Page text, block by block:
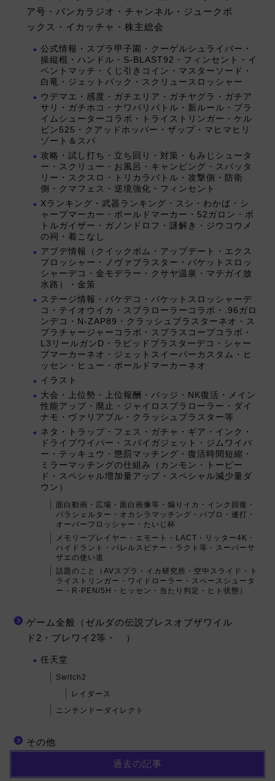
ア号・バンカラジオ・チャンネル・ジュークボ
ックス・イカッチャ・株主総会
公式情報・スプラ甲子園・クーゲルシュライバー・
操縦棍・ハンドル・S-BLAST92・フィンセント・イ
ベントマッチ・くじ引きコイン・マスターソード・
白竜・ジェットパック・スクリュースロッシャー
ウデマエ・感度・ガチエリア・ガチヤグラ・ガチア
サリ・ガチホコ・ナワバリバトル・新ルール・プラ
イムシューターコラボ・トライストリンガー・ケル
ビン525・クアッドホッパー・ザップ・マヒマヒリ
ゾート＆スパ
攻略・試し打ち・立ち回り・対策・もみじシュータ
ー・スクリュー・お風呂・キャンピング・スパッタ
リー・スクスロ・トリカラバトル・攻撃側・防衛
側・クマフェス・逆境強化・フィンセント
Xランキング・武器ランキング・スシ・わかば・シ
ャープマーカー・ボールドマーカー・52ガロン・ボ
トルガイザー・ガノンドロフ・謎解き・ジウコウメ
の祠・着こなし
アプデ情報（クイックボム・アップデート・エクス
プロッシャー・ノヴァブラスター・バケットスロッ
シャーデコ・金モデラー・クサヤ温泉・マテガイ放
水路）・金策
ステージ情報・バケデコ・バケットスロッシャーデ
コ・テイオウイカ・スプラローラーコラボ・.96ガロ
ンデコ・N-ZAP89・クラッシュブラスターネオ・ス
プラチャージャーコラボ・スプラスコープコラボ・
L3リールガンD・ラピッドブラスターデコ・シャー
プマーカーネオ・ジェットスイーパーカスタム・ヒ
ッセン・ヒュー・ボールドマーカーネオ
イラスト
大会・上位勢・上位報酬・バッジ・NK復活・メイン
性能アップ・廃止・ジャイロスプラローラー・ダイ
ナモ・ヴァリアブル・クラッシュブラスター等
ネタ・トラップ・フェス・ガチャ・ギア・インク・
ドライブワイパー・スパイガジェット・ジムワイパ
ー・テッキュウ・懲罰マッチング・復活時間短縮・
ミラーマッチングの仕組み（カンモン・トーピー
ド・スペシャル増加量アップ・スペシャル減少量ダ
ウン）
面白動画・広場・面白画像等・煽りイカ・インク回復・
パラシェルター・オカシラマッチング・パブロ・連打・
オーバーフロッシャー・たいじ杯
メモリープレイヤー・エモート・LACT・リッター4K・
ハイドラント・バレルスピナー・ラクト等・スーパーサ
ザエの使い道
話題のこと（AVスプラ・イカ研究所・空中スライド・ト
ライストリンガー・ワイドローラー・スペースシュータ
ー・R-PEN/5H・ヒッセン・当たり判定・ヒト状態）
ゲーム全般（ゼルダの伝説ブレスオブザワイル
ド2・ブレワイ2等・ ）
任天堂
Switch2
レイダース
ニンテンドーダイレクト
その他
過去の記事